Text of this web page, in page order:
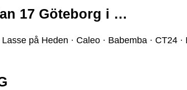
17 Göteborg i …
på Heden · Caleo · Babemba · CT24 ·